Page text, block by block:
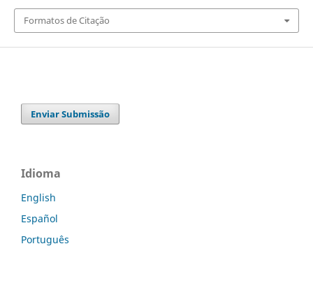
Formatos de Citação
Enviar Submissão
Idioma
English
Español
Português